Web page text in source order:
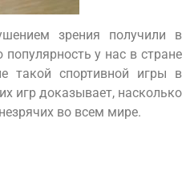
зрения получили в
у нас в стране
такой спортивной игры в
игр доказывает, насколько
во всем мире.